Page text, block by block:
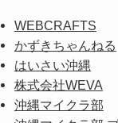
WEBCRAFTS
かずきちゃんねる
はいさい沖縄
株式会社WEVA
沖縄マイクラ部